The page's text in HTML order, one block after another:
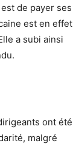
de payer ses
est en effet
a subi ainsi
ont été
malgré